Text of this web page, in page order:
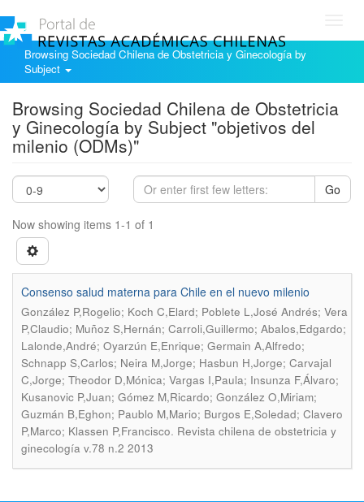
Browsing Sociedad Chilena de Obstetricia y Ginecología by
Subject
Browsing Sociedad Chilena de Obstetricia
y Ginecología by Subject "objetivos del
milenio (ODMs)"
Go
Now showing items 1-1 of 1
Consenso salud materna para Chile en el nuevo milenio
González P,Rogelio; Koch C,Elard; Poblete L,José Andrés; Vera
P,Claudio; Muñoz S,Hernán; Carroli,Guillermo; Abalos,Edgardo;
Lalonde,André; Oyarzún E,Enrique; Germain A,Alfredo;
Schnapp S,Carlos; Neira M,Jorge; Hasbun H,Jorge; Carvajal
C,Jorge; Theodor D,Mónica; Vargas I,Paula; Insunza F,Álvaro;
Kusanovic P,Juan; Gómez M,Ricardo; González O,Miriam;
Guzmán B,Eghon; Paublo M,Mario; Burgos E,Soledad; Clavero
P,Marco; Klassen P,Francisco. Revista chilena de obstetricia y
ginecología v.78 n.2 2013